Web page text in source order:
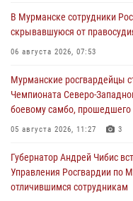
В Мурманске сотрудники
скрывавшуюся от
06 августа 2026, 07:53
Мурманские росгвардейцы
Чемпионата Северо-
боевому самбо, прошедшего
05 августа 2026, 11:27 3
Губернатор Андрей Чибис
Управления Росгвардии по
отличившимся сотрудникам